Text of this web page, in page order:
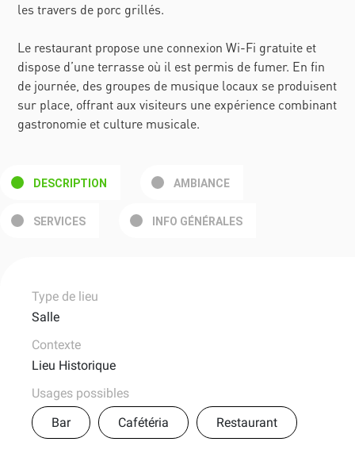
les travers de porc grillés.
Le restaurant propose une connexion Wi-Fi gratuite et
dispose d’une terrasse où il est permis de fumer. En fin
de journée, des groupes de musique locaux se produisent
sur place, offrant aux visiteurs une expérience combinant
gastronomie et culture musicale.
DESCRIPTION AMBIANCE
SERVICES INFO GÉNÉRALES
Type de lieu
Salle
Contexte
Lieu Historique
Usages possibles
Bar
Cafétéria Restaurant